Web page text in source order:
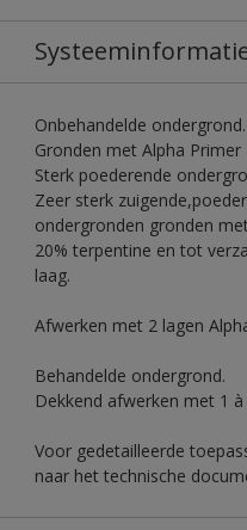
Onbehandelde ondergrond.
Gronden met Alpha Primer
Sterk poederende
Zeer sterk
ondergronden gronden
20% terpentine en tot
laag.
Afwerken met 2 lagen
Behandelde ondergrond.
Dekkend afwerken met 1
Voor gedetailleerde
naar het technische